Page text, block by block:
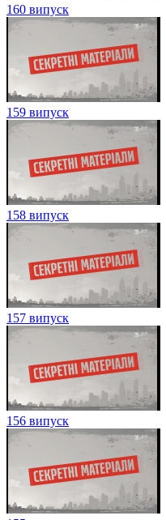
160 випуск
159 випуск
158 випуск
157 випуск
156 випуск